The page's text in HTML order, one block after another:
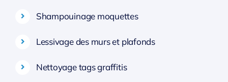
Shampouinage moquettes
Lessivage des murs et plafonds
Nettoyage tags graffitis